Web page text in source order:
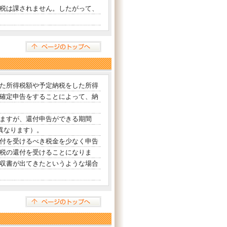
課されません。したがって、
所得税額や予定納税をした所得
定申告をすることによって、納
すが、還付申告ができる期間
ります）。
を受けるべき税金を少なく申告
の還付を受けることになりま
書が出てきたというような場合